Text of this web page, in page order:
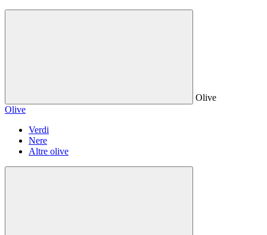
Olive
Olive
Verdi
Nere
Altre olive